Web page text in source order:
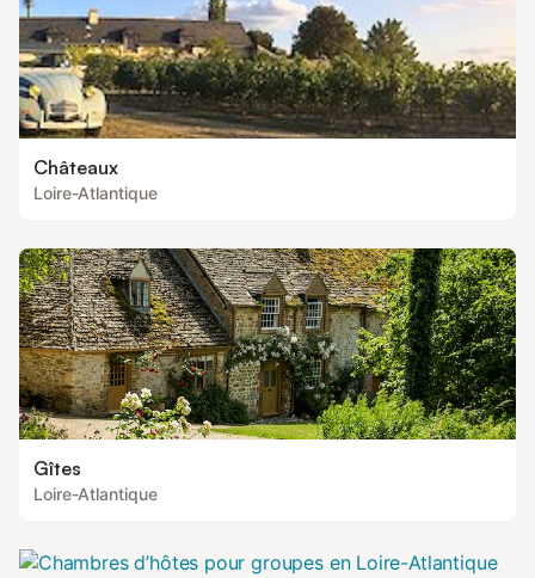
Châteaux
Loire-Atlantique
Gîtes
Loire-Atlantique